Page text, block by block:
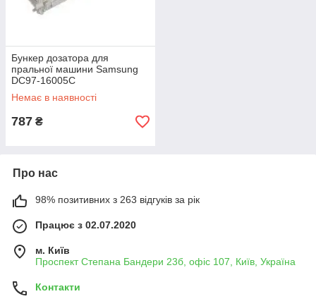
Бункер дозатора для
пральної машини Samsung
DC97-16005C
Немає в наявності
787 ₴
Про нас
98% позитивних з 263 відгуків за рік
Працює з 02.07.2020
м. Київ
Проспект Степана Бандери 23б, офіс 107, Київ, Україна
Контакти